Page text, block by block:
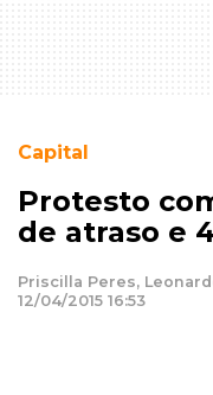
Capital
Protesto
de atraso e
Priscilla Peres,
12/04/2015 16:53